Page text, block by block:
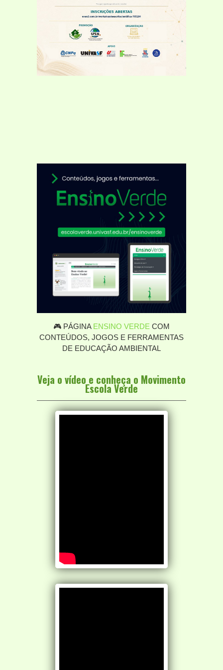
🎮 PÁGINA ENSINO VERDE COM
CONTEÚDOS, JOGOS E FERRAMENTAS
DE EDUCAÇÃO AMBIENTAL
Veja o vídeo e conheça o Movimento
Escola Verde